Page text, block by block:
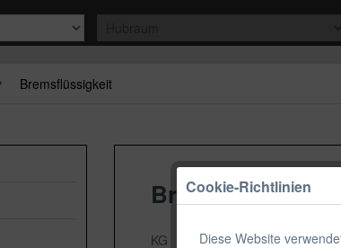
Bremsflüssigkeit
Bremsflüssigkeit
KG
Cookie-Richtlinien
Diese Website